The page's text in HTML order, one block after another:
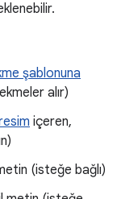
şablonuna
alır)
içeren,
(isteğe bağlı)